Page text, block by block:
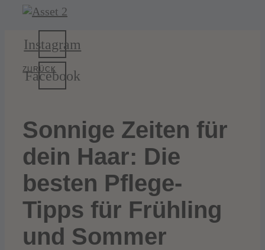
Zum
springenInstagram
Facebook
ZURÜCK
Sonnige Zeiten für
dein Haar: Die
besten Pflege-
Tipps für Frühling
und Sommer